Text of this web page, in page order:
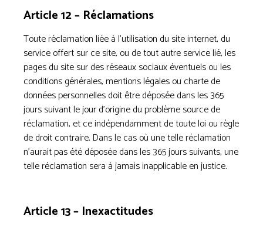
Article 12 – Réclamations
Toute réclamation liée à l’utilisation du site internet, du
service offert sur ce site, ou de tout autre service lié, les
pages du site sur des réseaux sociaux éventuels ou les
conditions générales, mentions légales ou charte de
données personnelles doit être déposée dans les 365
jours suivant le jour d’origine du problème source de
réclamation, et ce indépendamment de toute loi ou règle
de droit contraire. Dans le cas où une telle réclamation
n’aurait pas été déposée dans les 365 jours suivants, une
telle réclamation sera à jamais inapplicable en justice.
Article 13 – Inexactitudes